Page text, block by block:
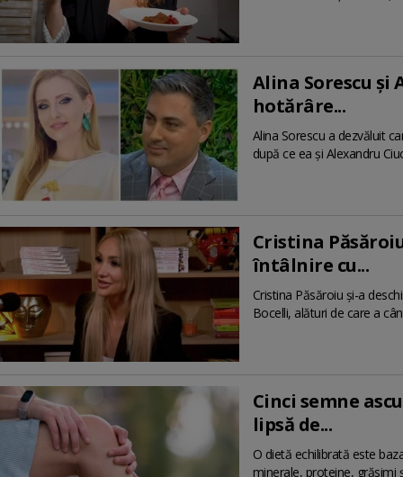
Alina Sorescu și
hotărâre...
Alina Sorescu a dezvăluit
după ce ea și Alexandru
Cristina
întâlnire cu...
Cristina Păsăroiu și-a
Bocelli, alături de care a
Cinci semne
lipsă de...
O dietă echilibrată este
minerale, proteine, grăsimi